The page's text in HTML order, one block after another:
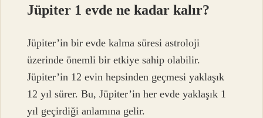
Jüpiter 1 evde ne kadar kalır?
Jüpiter’in bir evde kalma süresi astroloji
üzerinde önemli bir etkiye sahip olabilir.
Jüpiter’in 12 evin hepsinden geçmesi yaklaşık
12 yıl sürer. Bu, Jüpiter’in her evde yaklaşık 1
yıl geçirdiği anlamına gelir.